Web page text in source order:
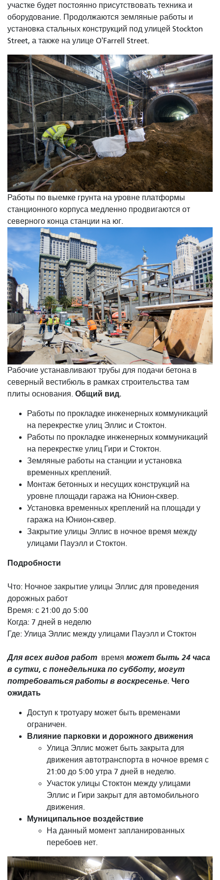
участке будет постоянно присутствовать техника и
оборудование. Продолжаются земляные работы и
установка стальных конструкций под улицей Stockton
Street, а также на улице O'Farrell Street.
Работы по выемке грунта на уровне платформы
станционного корпуса медленно продвигаются от
северного конца станции на юг.
Рабочие устанавливают трубы для подачи бетона в
северный вестибюль в рамках строительства там
плиты основания. Общий вид.
Работы по прокладке инженерных коммуникаций
на перекрестке улиц Эллис и Стоктон.
Работы по прокладке инженерных коммуникаций
на перекрестке улиц Гири и Стоктон.
Земляные работы на станции и установка
временных креплений.
Монтаж бетонных и несущих конструкций на
уровне площади гаража на Юнион-сквер.
Установка временных креплений на площади у
гаража на Юнион-сквер.
Закрытие улицы Эллис в ночное время между
улицами Пауэлл и Стоктон.
Подробности
Что: Ночное закрытие улицы Эллис для проведения
дорожных работ
Время: с 21:00 до 5:00
Когда: 7 дней в неделю
Где: Улица Эллис между улицами Пауэлл и Стоктон
Для всех видов работ время может быть 24 часа
в сутки, с понедельника по субботу, могут
потребоваться работы в воскресенье. Чего
ожидать
Доступ к тротуару может быть временами
ограничен.
Влияние парковки и дорожного движения
Улица Эллис может быть закрыта для
движения автотранспорта в ночное время с
21:00 до 5:00 утра 7 дней в неделю.
Участок улицы Стоктон между улицами
Эллис и Гири закрыт для автомобильного
движения.
Муниципальное воздействие
На данный момент запланированных
перебоев нет.